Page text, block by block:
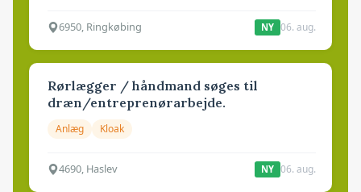
6950, Ringkøbing NY 06. aug.
Rørlægger / håndmand søges til
dræn/entreprenørarbejde.
Anlæg Kloak
4690, Haslev NY 06. aug.